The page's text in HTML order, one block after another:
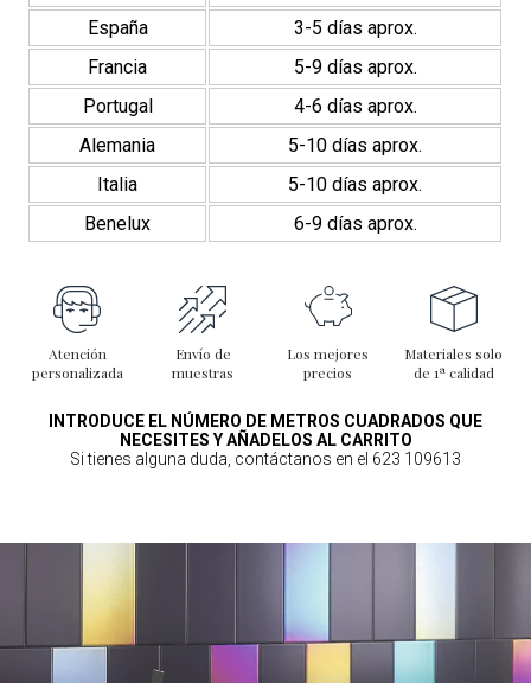
España
3-5 días aprox.
Francia
5-9 días aprox.
Portugal
4-6 días aprox.
Alemania
5-10 días aprox.
Italia
5-10 días aprox.
Benelux
6-9 días aprox.
Atención
personalizada
Envío de
muestras
Los mejores
precios
Materiales solo
de 1ª calidad
INTRODUCE EL NÚMERO DE METROS CUADRADOS QUE
NECESITES Y AÑADELOS AL CARRITO
Si tienes alguna duda, contáctanos en el 623 109613